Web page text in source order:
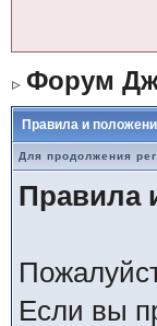
Форум
Правила и
Для продолжения
Правила
Если вы